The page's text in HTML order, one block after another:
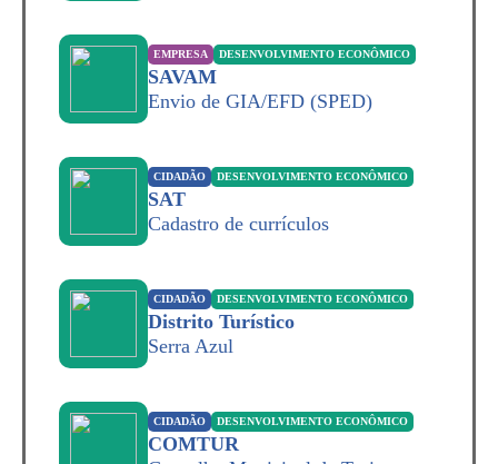
EMPRESA DESENVOLVIMENTO ECONÔMICO
SAVAM
Envio de GIA/EFD (SPED)
CIDADÃO DESENVOLVIMENTO ECONÔMICO
SAT
Cadastro de currículos
CIDADÃO DESENVOLVIMENTO ECONÔMICO
Distrito Turístico
Serra Azul
CIDADÃO DESENVOLVIMENTO ECONÔMICO
COMTUR